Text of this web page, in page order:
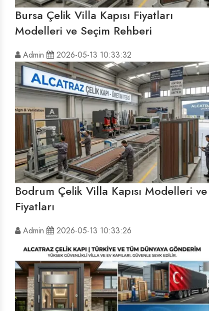
Bursa Çelik Villa Kapısı Fiyatları
Modelleri ve Seçim Rehberi
Admin 2026-05-13 10:33:32
Bodrum Çelik Villa Kapısı Modelleri ve
Fiyatları
Admin 2026-05-13 10:33:26